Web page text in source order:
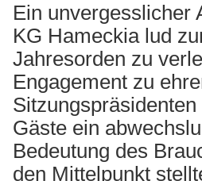
Ein unvergesslicher
KG Hameckia lud
Jahresorden zu
Engagement zu
Gäste ein
Bedeutung des
den Mittelpunkt